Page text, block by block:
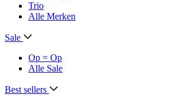
Trio
Alle Merken
Sale
Op = Op
Alle Sale
Best sellers